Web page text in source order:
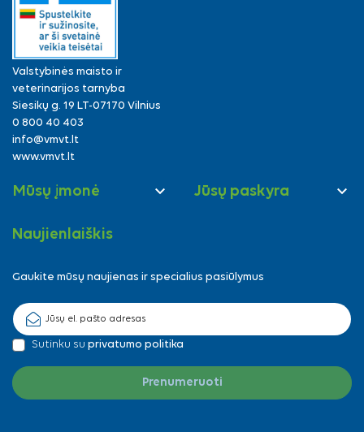
Valstybinės maisto ir
veterinarijos tarnyba
Siesikų g. 19 LT-07170 Vilnius
0 800 40 403
info@vmvt.lt
www.vmvt.lt
Mūsų įmonė  Jūsų paskyra 
Naujienlaiškis
Gaukite mūsų naujienas ir specialius pasiūlymus
Sutinku su privatumo politika